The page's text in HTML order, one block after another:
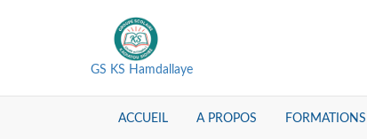
GS KS Hamdallaye
ACCUEIL A PROPOS FORMATIONS